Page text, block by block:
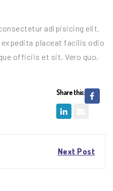
adipisicing elit.
expedita placeat facilis odio
officiis et sit. Vero quo,
Share this:
Next Post